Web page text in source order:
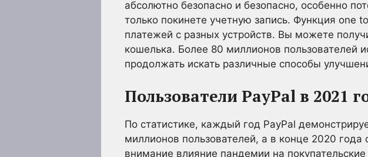
абсолютно безопасно и безопасно, особенно
только покинете учетную запись. Функция one
платежей с разных устройств. Вы можете
кошелька. Более 80 миллионов пользователей
продолжать искать различные способы
Пользователи PayPal в 2021
По статистике, каждый год PayPal
миллионов пользователей, а в конце 2020
внимание влияние пандемии на